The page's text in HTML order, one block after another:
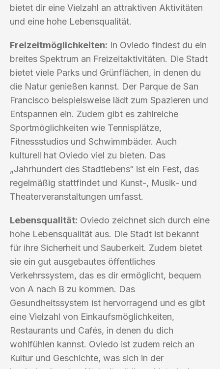
bietet dir eine Vielzahl an attraktiven Aktivitäten
und eine hohe Lebensqualität.
Freizeitmöglichkeiten: In Oviedo findest du ein
breites Spektrum an Freizeitaktivitäten. Die Stadt
bietet viele Parks und Grünflächen, in denen du
die Natur genießen kannst. Der Parque de San
Francisco beispielsweise lädt zum Spazieren und
Entspannen ein. Zudem gibt es zahlreiche
Sportmöglichkeiten wie Tennisplätze,
Fitnessstudios und Schwimmbäder. Auch
kulturell hat Oviedo viel zu bieten. Das
„Jahrhundert des Stadtlebens“ ist ein Fest, das
regelmäßig stattfindet und Kunst-, Musik- und
Theaterveranstaltungen umfasst.
Lebensqualität: Oviedo zeichnet sich durch eine
hohe Lebensqualität aus. Die Stadt ist bekannt
für ihre Sicherheit und Sauberkeit. Zudem bietet
sie ein gut ausgebautes öffentliches
Verkehrssystem, das es dir ermöglicht, bequem
von A nach B zu kommen. Das
Gesundheitssystem ist hervorragend und es gibt
eine Vielzahl von Einkaufsmöglichkeiten,
Restaurants und Cafés, in denen du dich
wohlfühlen kannst. Oviedo ist zudem reich an
Kultur und Geschichte, was sich in der